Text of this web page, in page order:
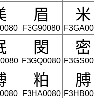
眉
F3G90080
米
閔
F3GQ0080
密
粕
F3HA0080
膊